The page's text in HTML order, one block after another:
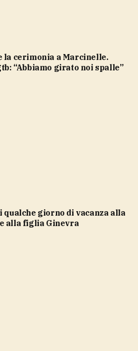
“Abbiamo girato noi spalle”
alla figlia Ginevra